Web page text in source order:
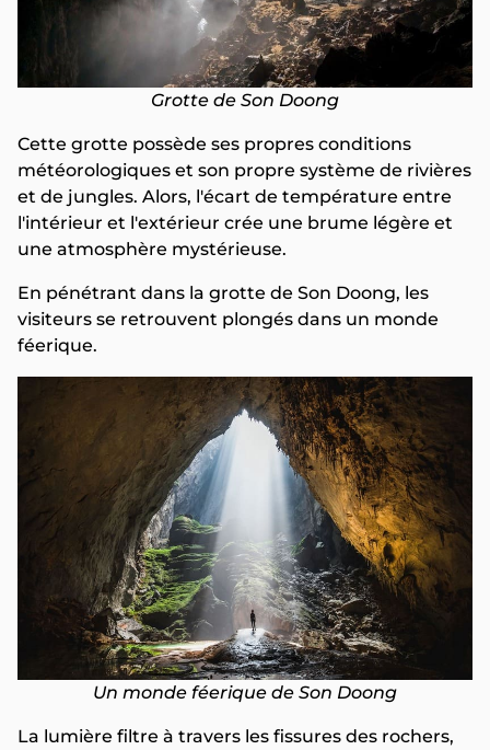
Grotte de Son Doong
Cette grotte possède ses propres conditions
météorologiques et son propre système de rivières
et de jungles. Alors, l'écart de température entre
l'intérieur et l'extérieur crée une brume légère et
une atmosphère mystérieuse.
En pénétrant dans la grotte de Son Doong, les
visiteurs se retrouvent plongés dans un monde
féerique.
Un monde féerique de Son Doong
La lumière filtre à travers les fissures des rochers,